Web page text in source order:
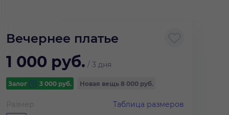
Вечернее платье
1 000 руб. / 3 дня
Залог 3 000 руб. Новая вещь 8 000 руб.
Таблица размеров
Размер